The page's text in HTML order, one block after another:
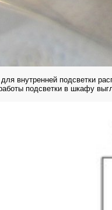
для внутренней подсветки
подсветки в шкафу